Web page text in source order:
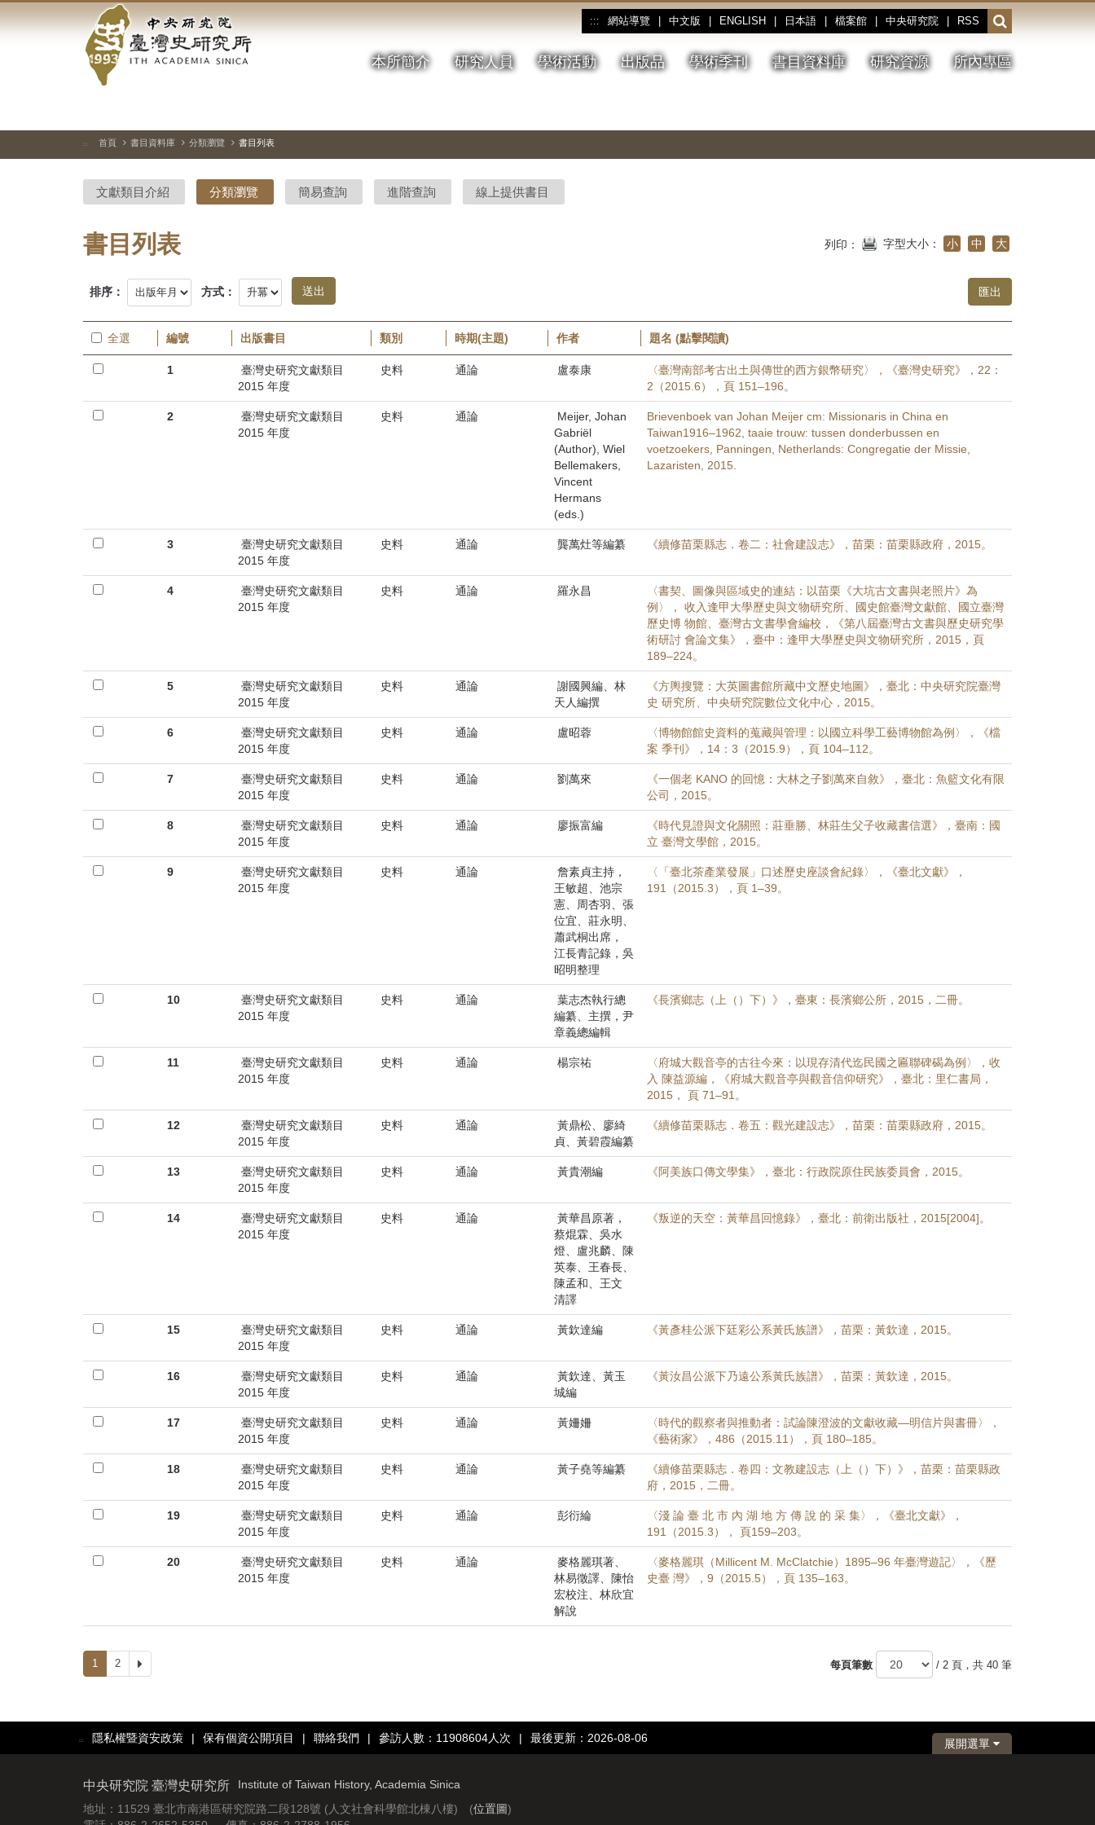
到
中
央
研
院-
臺
灣
史
究
所-
首
頁
::: 網站導覽 中文版 ENGLISH 日本語 檔案館 中央研究院 RSS
開
啟
或
收
本所簡介 研究人員 學術活動 出版品 學術季刊 書目資料庫 研究資源 所內專區
停、
圖
圖
結
::: 首頁 書目資料庫 分類瀏覽 書目列表
文獻類目介紹 分類瀏覽 簡易查詢 進階查詢 線上提供書目
書目列表 列印： 字型大小： 小 中 大
排序： 方式：
全選 編號 出版書目 類別 時期(主題) 作者 題名 (點擊閱讀)
1
臺灣史研究文獻類目
2015 年度
史料 通論 盧泰康
〈臺灣南部考古出土與傳世的西方銀幣研究〉，《臺灣史研究》，22：
2（2015.6），頁 151–196。
2
臺灣史研究文獻類目
2015 年度
史料 通論
Meijer, Johan
Gabriël
(Author), Wiel
Bellemakers,
Vincent
Hermans
(eds.)
Brievenboek van Johan Meijer cm: Missionaris in China en
Taiwan1916–1962, taaie trouw: tussen donderbussen en
voetzoekers, Panningen, Netherlands: Congregatie der Missie,
Lazaristen, 2015.
3
臺灣史研究文獻類目
2015 年度
史料 通論 龔萬灶等編纂 《續修苗栗縣志．卷二：社會建設志》，苗栗：苗栗縣政府，2015。
4
臺灣史研究文獻類目
2015 年度
史料 通論 羅永昌
〈書契、圖像與區域史的連結：以苗栗《大坑古文書與老照片》為
例〉， 收入逢甲大學歷史與文物研究所、國史館臺灣文獻館、國立臺灣
歷史博 物館、臺灣古文書學會編校，《第八屆臺灣古文書與歷史研究學
術研討 會論文集》，臺中：逢甲大學歷史與文物研究所，2015，頁
189–224。
5
臺灣史研究文獻類目
2015 年度
史料 通論
謝國興編、林
天人編撰
《方輿搜覽：大英圖書館所藏中文歷史地圖》，臺北：中央研究院臺灣
史 研究所、中央研究院數位文化中心，2015。
6
臺灣史研究文獻類目
2015 年度
史料 通論 盧昭蓉
〈博物館館史資料的蒐藏與管理：以國立科學工藝博物館為例〉，《檔
案 季刊》，14：3（2015.9），頁 104–112。
7
臺灣史研究文獻類目
2015 年度
史料 通論 劉萬來
《一個老 KANO 的回憶：大林之子劉萬來自敘》，臺北：魚籃文化有限
公司，2015。
8
臺灣史研究文獻類目
2015 年度
史料 通論 廖振富編
《時代見證與文化關照：莊垂勝、林莊生父子收藏書信選》，臺南：國
立 臺灣文學館，2015。
9
臺灣史研究文獻類目
2015 年度
史料 通論
詹素貞主持，
王敏超、池宗
憲、周杏羽、張
位宜、莊永明、
蕭武桐出席，
江長青記錄，吳
昭明整理
〈「臺北茶產業發展」口述歷史座談會紀錄〉，《臺北文獻》，
191（2015.3），頁 1–39。
10
臺灣史研究文獻類目
2015 年度
史料 通論
葉志杰執行總
編纂、主撰，尹
章義總編輯
《長濱鄉志（上（）下）》，臺東：長濱鄉公所，2015，二冊。
11
臺灣史研究文獻類目
2015 年度
史料 通論 楊宗祐
〈府城大觀音亭的古往今來：以現存清代迄民國之匾聯碑碣為例〉，收
入 陳益源編，《府城大觀音亭與觀音信仰研究》，臺北：里仁書局，
2015， 頁 71–91。
12
臺灣史研究文獻類目
2015 年度
史料 通論
黃鼎松、廖綺
貞、黃碧霞編纂
《續修苗栗縣志．卷五：觀光建設志》，苗栗：苗栗縣政府，2015。
13
臺灣史研究文獻類目
2015 年度
史料 通論 黃貴潮編 《阿美族口傳文學集》，臺北：行政院原住民族委員會，2015。
14
臺灣史研究文獻類目
2015 年度
史料 通論
黃華昌原著，
蔡焜霖、吳水
燈、盧兆麟、陳
英泰、王春長、
陳孟和、王文
清譯
《叛逆的天空：黃華昌回憶錄》，臺北：前衛出版社，2015[2004]。
15
臺灣史研究文獻類目
2015 年度
史料 通論 黃欽達編 《黃彥桂公派下廷彩公系黃氏族譜》，苗栗：黃欽達，2015。
16
臺灣史研究文獻類目
2015 年度
史料 通論
黃欽達、黃玉
城編
《黃汝昌公派下乃遠公系黃氏族譜》，苗栗：黃欽達，2015。
17
臺灣史研究文獻類目
2015 年度
史料 通論 黃姍姍
〈時代的觀察者與推動者：試論陳澄波的文獻收藏—明信片與書冊〉，
《藝術家》，486（2015.11），頁 180–185。
18
臺灣史研究文獻類目
2015 年度
史料 通論 黃子堯等編纂
《續修苗栗縣志．卷四：文教建設志（上（）下）》，苗栗：苗栗縣政
府，2015，二冊。
19
臺灣史研究文獻類目
2015 年度
史料 通論 彭衍綸
〈淺 論 臺 北 市 內 湖 地 方 傳 說 的 采 集〉，《臺北文獻》，
191（2015.3）， 頁159–203。
20
臺灣史研究文獻類目
2015 年度
史料 通論
麥格麗琪著、
林易徵譯、陳怡
宏校注、林欣宜
解說
〈麥格麗琪（Millicent M. McClatchie）1895–96 年臺灣遊記〉，《歷
史臺 灣》，9（2015.5），頁 135–163。
1 2
一
每頁筆數 / 2 頁，共 40 筆
::: 隱私權暨資安政策 | 保有個資公開項目 | 聯絡我們 | 參訪人數：11908604人次 | 最後更新：2026-08-06 展開選單
中央研究院 臺灣史研究所
Institute of Taiwan History, Academia Sinica
地址：11529 臺北市南港區研究院路二段128號 (人文社會科學館北棟八樓) (位置圖)